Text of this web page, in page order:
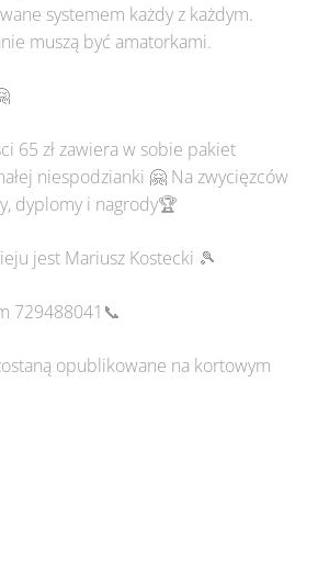
systemem każdy z każdym.
muszą być amatorkami.
65 zł zawiera w sobie pakiet
niespodzianki 🤗 Na zwycięzców
dyplomy i nagrody🏆
jest Mariusz Kostecki 🎾
729488041📞
opublikowane na kortowym